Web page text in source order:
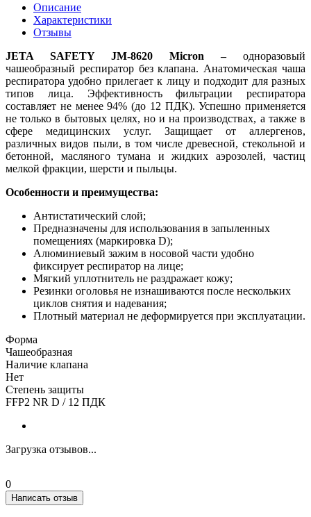
Описание
Характеристики
Отзывы
JETA SAFETY JM-8620 Micron – одноразовый
чашеобразный респиратор без клапана. Анатомическая чаша
респиратора удобно прилегает к лицу и подходит для разных
типов лица. Эффективность фильтрации респиратора
составляет не менее 94% (до 12 ПДК). Успешно применяется
не только в бытовых целях, но и на производствах, а также в
сфере медицинских услуг. Защищает от аллергенов,
различных видов пыли, в том числе древесной, стекольной и
бетонной, масляного тумана и жидких аэрозолей, частиц
мелкой фракции, шерсти и пыльцы.
Особенности и преимущества:
Антистатический слой;
Предназначены для использования в запыленных
помещениях (маркировка D);
Алюминиевый зажим в носовой части удобно
фиксирует респиратор на лице;
Мягкий уплотнитель не раздражает кожу;
Резинки оголовья не изнашиваются после нескольких
циклов снятия и надевания;
Плотный материал не деформируется при эксплуатации.
Форма
Чашеобразная
Наличие клапана
Нет
Степень защиты
FFP2 NR D / 12 ПДК
Загрузка отзывов...
0
Написать отзыв